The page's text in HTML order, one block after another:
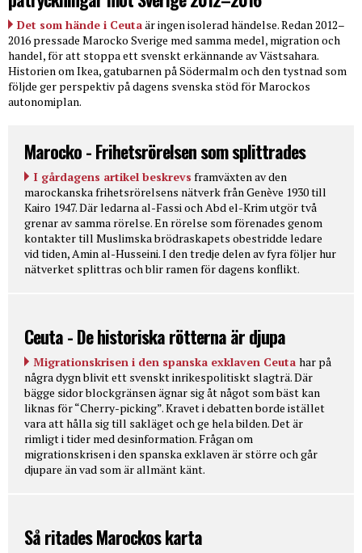
Det som hände i Ceutaär ingen isolerad händelse. Redan 2012–
2016 pressade Marocko Sverige med samma medel, migration och
handel, för att stoppa ett svenskt erkännande av Västsahara.
Historien om Ikea, gatubarnen på Södermalm och den tystnad som
följde ger perspektiv på dagens svenska stöd för Marockos
autonomiplan.
Marocko - Frihetsrörelsen som splittrades
I gårdagens artikel beskrevs framväxten av den
marockanska frihetsrörelsens nätverk från Genève 1930 till
Kairo 1947. Där ledarna al-Fassi och Abd el-Krim utgör två
grenar av samma rörelse. En rörelse som förenades genom
kontakter till Muslimska brödraskapets obestridde ledare
vid tiden, Amin al-Husseini. I den tredje delen av fyra följer hur
nätverket splittras och blir ramen för dagens konflikt.
Ceuta - De historiska rötterna är djupa
Migrationskrisen i den spanska exklaven Ceuta har på
några dygn blivit ett svenskt inrikespolitiskt slagträ. Där
bägge sidor blockgränsen ägnar sig åt något som bäst kan
liknas för “Cherry-picking”. Kravet i debatten borde istället
vara att hålla sig till sakläget och ge hela bilden. Det är
rimligt i tider med desinformation. Frågan om
migrationskrisen i den spanska exklaven är större och går
djupare än vad som är allmänt känt.
Så ritades Marockos karta